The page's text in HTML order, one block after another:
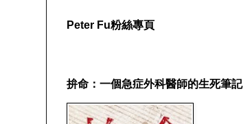
Peter Fu粉絲專頁
拚命：一個急症外科醫師的生死筆記